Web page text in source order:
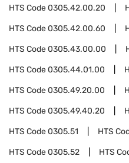
HTS Code0305.42.00.20
HTS Code0305.42.00.60
HTS Code0305.43.00.00
HTS Code0305.44.01.00
HTS Code0305.49.20.00
HTS Code0305.49.40.20
HTS Code0305.51 HTS
HTS Code0305.52 HTS